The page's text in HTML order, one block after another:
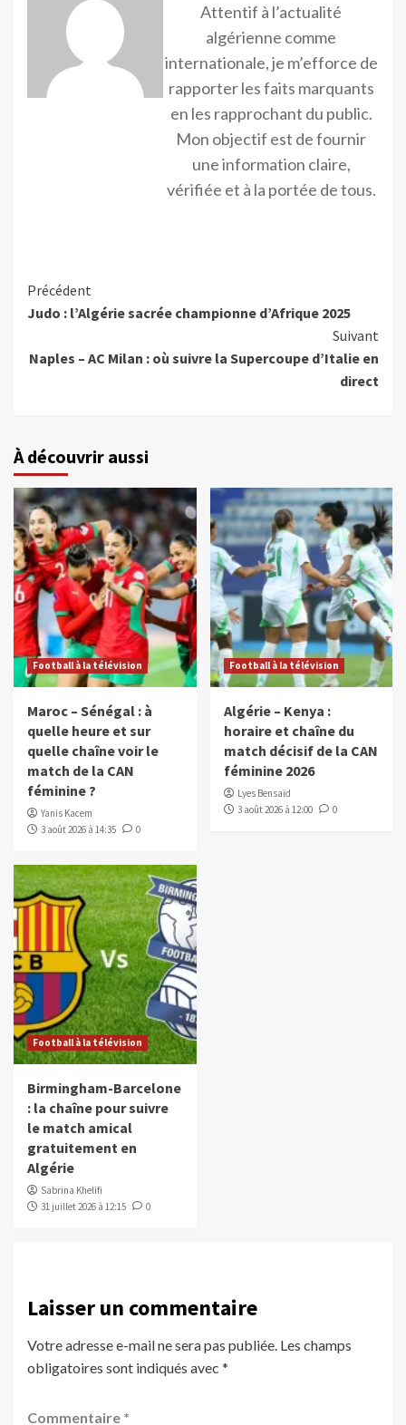
Attentif à l’actualité
algérienne comme
internationale, je m’efforce de
rapporter les faits marquants
en les rapprochant du public.
Mon objectif est de fournir
une information claire,
vérifiée et à la portée de tous.
Précédent
Judo : l’Algérie sacrée championne d’Afrique 2025
Suivant
Naples – AC Milan : où suivre la Supercoupe d’Italie en
direct
À découvrir aussi
Football à la télévision
Maroc – Sénégal : à
quelle heure et sur
quelle chaîne voir le
match de la CAN
féminine ?
Yanis Kacem
3 août 2026 à 14:35
0
Football à la télévision
Algérie – Kenya :
horaire et chaîne du
match décisif de la CAN
féminine 2026
Lyes Bensaïd
3 août 2026 à 12:00
0
Football à la télévision
Birmingham-Barcelone
: la chaîne pour suivre
le match amical
gratuitement en
Algérie
Sabrina Khelifi
31 juillet 2026 à 12:15
0
Laisser un commentaire
Votre adresse e-mail ne sera pas publiée. Les champs
obligatoires sont indiqués avec *
Commentaire *